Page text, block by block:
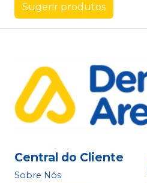
Sugerir produtos
Central do Cliente
Sobre Nós